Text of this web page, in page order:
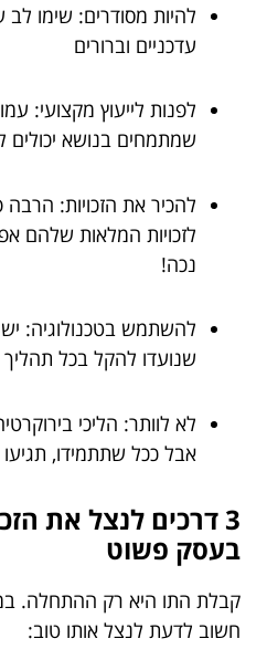
להיות מסודרים: שימו
עדכניים וברורים
לפנות לייעוץ מקצועי:
שמתמחים בנושא
להכיר את הזכויות:
לזכויות המלאות שלהם
נכה!
להשתמש בטכנולוגיה: יש
שנועדו להקל בכל
לא לוותר: הליכי
אבל ככל שתתמידו,
3 דרכים לנצל את
בעסק פשוט
קבלת התו היא רק ההתחלה.
חשוב לדעת לנצל אותו טוב: